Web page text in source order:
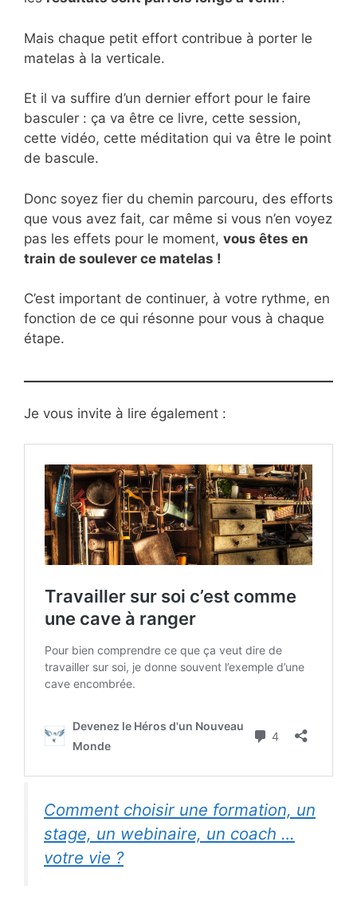
Mais chaque petit effort contribue à porter le
matelas à la verticale.
Et il va suffire d’un dernier effort pour le faire
basculer : ça va être ce livre, cette session,
cette vidéo, cette méditation qui va être le point
de bascule.
Donc soyez fier du chemin parcouru, des efforts
que vous avez fait, car même si vous n’en voyez
pas les effets pour le moment, vous êtes en
train de soulever ce matelas !
C’est important de continuer, à votre rythme, en
fonction de ce qui résonne pour vous à chaque
étape.
Je vous invite à lire également :
Comment choisir une formation, un
stage, un webinaire, un coach …
votre vie ?